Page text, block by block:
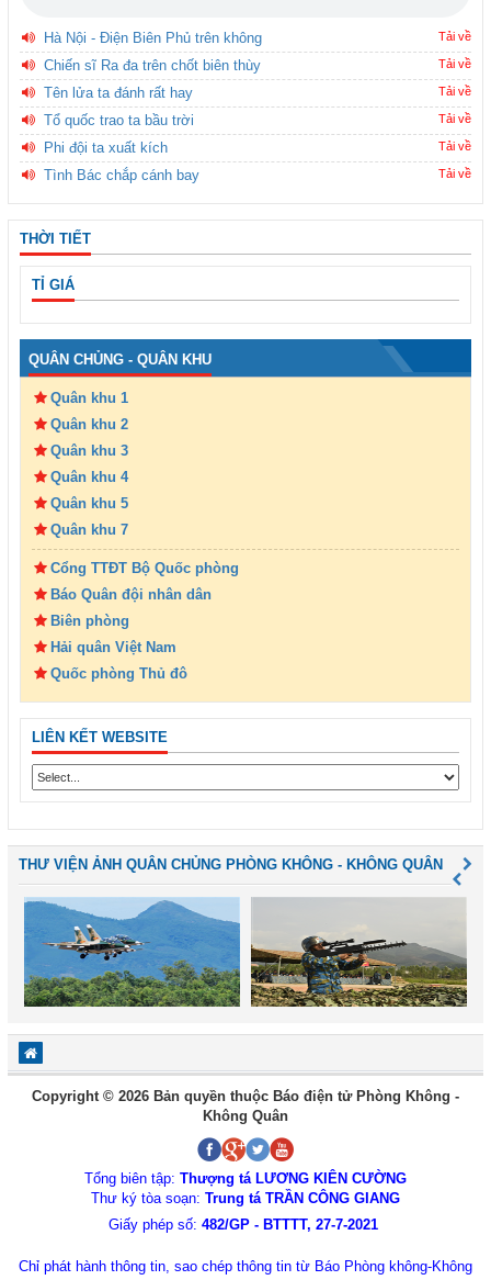
Hà Nội - Điện Biên Phủ trên không Tải về
Chiến sĩ Ra đa trên chốt biên thùy Tải về
Tên lửa ta đánh rất hay Tải về
Tổ quốc trao ta bầu trời Tải về
Phi đội ta xuất kích Tải về
Tình Bác chắp cánh bay Tải về
THỜI TIẾT
TỈ GIÁ
QUÂN CHỦNG - QUÂN KHU
Quân khu 1
Quân khu 2
Quân khu 3
Quân khu 4
Quân khu 5
Quân khu 7
Cổng TTĐT Bộ Quốc phòng
Báo Quân đội nhân dân
Biên phòng
Hải quân Việt Nam
Quốc phòng Thủ đô
LIÊN KẾT WEBSITE
THƯ VIỆN ẢNH QUÂN CHỦNG PHÒNG KHÔNG - KHÔNG QUÂN
Copyright © 2026 Bản quyền thuộc Báo điện tử Phòng Không -
Không Quân
Tổng biên tập: Thượng tá LƯƠNG KIÊN CƯỜNG
Thư ký tòa soạn: Trung tá TRẦN CÔNG GIANG
Giấy phép số: 482/GP - BTTTT, 27-7-2021
Chỉ phát hành thông tin, sao chép thông tin từ Báo Phòng không-Không